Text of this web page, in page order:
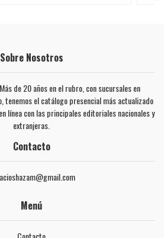
Sobre Nosotros
de 20 años en el rubro, con sucursales en
tenemos el catálogo presencial más actualizado
línea con las principales editoriales nacionales y
extranjeras.
Contacto
Menú